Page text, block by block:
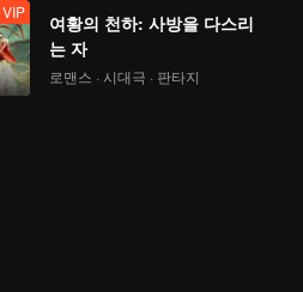
VIP
여황의 천하: 사방을 다스리
는 자
로맨스 · 시대극 · 판타지